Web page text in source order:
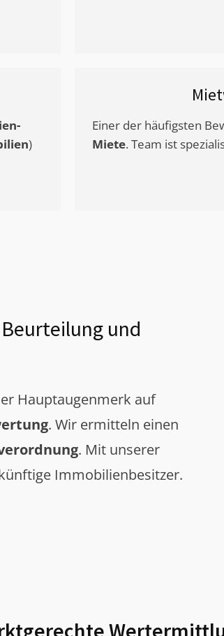
)
Einer der häufigsten
Miete. Team ist
und
Hauptaugenmerk auf
. Wir ermitteln einen
. Mit unserer
Immobilienbesitzer.